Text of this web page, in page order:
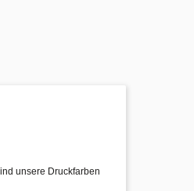
unsere Druckfarben